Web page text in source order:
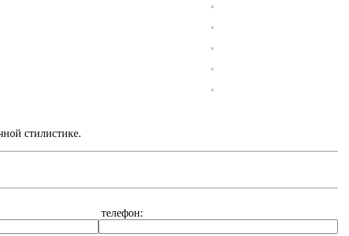
стилистике.
телефон: